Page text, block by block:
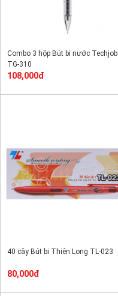
Combo 3 hộp Bút bi nước Techjob
TG-310
108,000đ
40 cây Bút bi Thiên Long TL-023
80,000đ